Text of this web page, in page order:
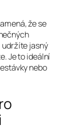
že se
udržíte jasný
Je to ideální
nebo